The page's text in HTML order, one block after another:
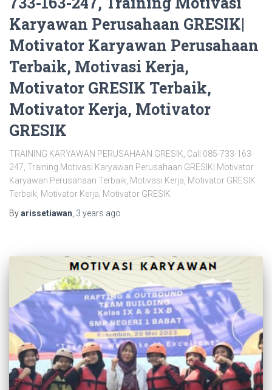
Karyawan Perusahaan GRESIK|
Motivator Karyawan Perusahaan
Terbaik, Motivasi Kerja,
Motivator GRESIK Terbaik,
Motivator Kerja, Motivator
GRESIK
TRAINING KARYAWAN PERUSAHAAN GRESIK, Call 085-733-163-
247, Training Motivasi Karyawan Perusahaan GRESIK| Motivator
Karyawan Perusahaan Terbaik, Motivasi Kerja, Motivator GRESIK
Terbaik, Motivator Kerja, Motivator GRESIK
Byarissetiawan 3 years ago